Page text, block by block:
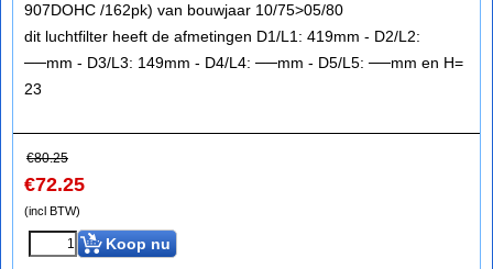
907DOHC /162pk) van bouwjaar 10/75>05/80
dit luchtfilter heeft de afmetingen D1/L1: 419mm - D2/L2:
──mm - D3/L3: 149mm - D4/L4: ──mm - D5/L5: ──mm en H=
23
€80.25
€72.25
(incl BTW)
Koop nu